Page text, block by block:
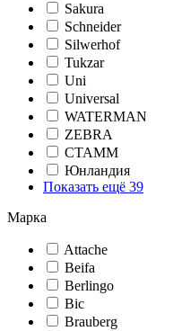
Sakura
Schneider
Silwerhof
Tukzar
Uni
Universal
WATERMAN
ZEBRA
СТАММ
Юнландия
Показать ещё 39
Марка
Attache
Beifa
Berlingo
Bic
Brauberg